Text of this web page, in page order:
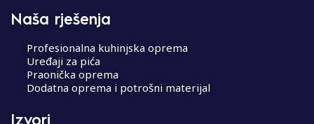
Naša rješenja
Profesionalna kuhinjska oprema
Uređaji za pića
Praonička oprema
Dodatna oprema i potrošni materijal
Izvori